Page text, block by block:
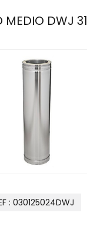
MEDIO DWJ
: 030125024DWJ